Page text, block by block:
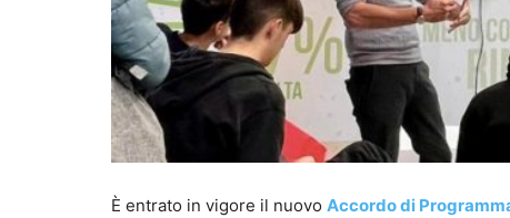
È entrato in vigore il nuovo Accordo di